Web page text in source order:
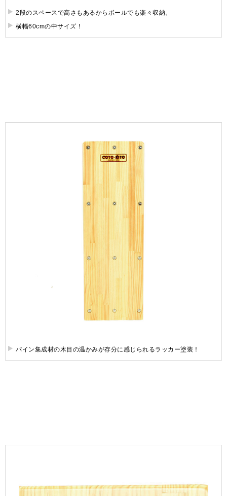
2段のスペースで高さもあるからボールでも楽々収納。
横幅60cmの中サイズ！
パイン集成材の木目の温かみが存分に感じられるラッカー塗装！